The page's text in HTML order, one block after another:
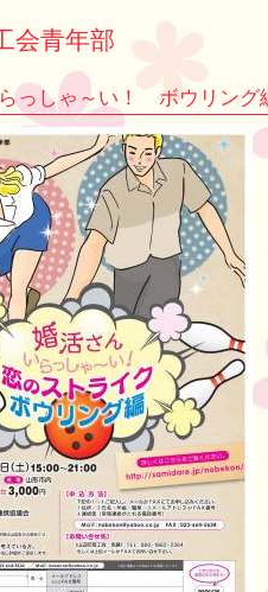
会青年部
っしゃ～い！ ボウリング